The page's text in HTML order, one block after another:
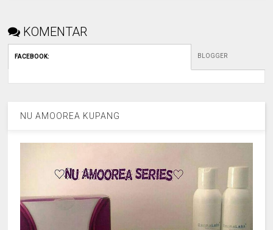
KOMENTAR
FACEBOOK: BLOGGER
NU AMOOREA KUPANG